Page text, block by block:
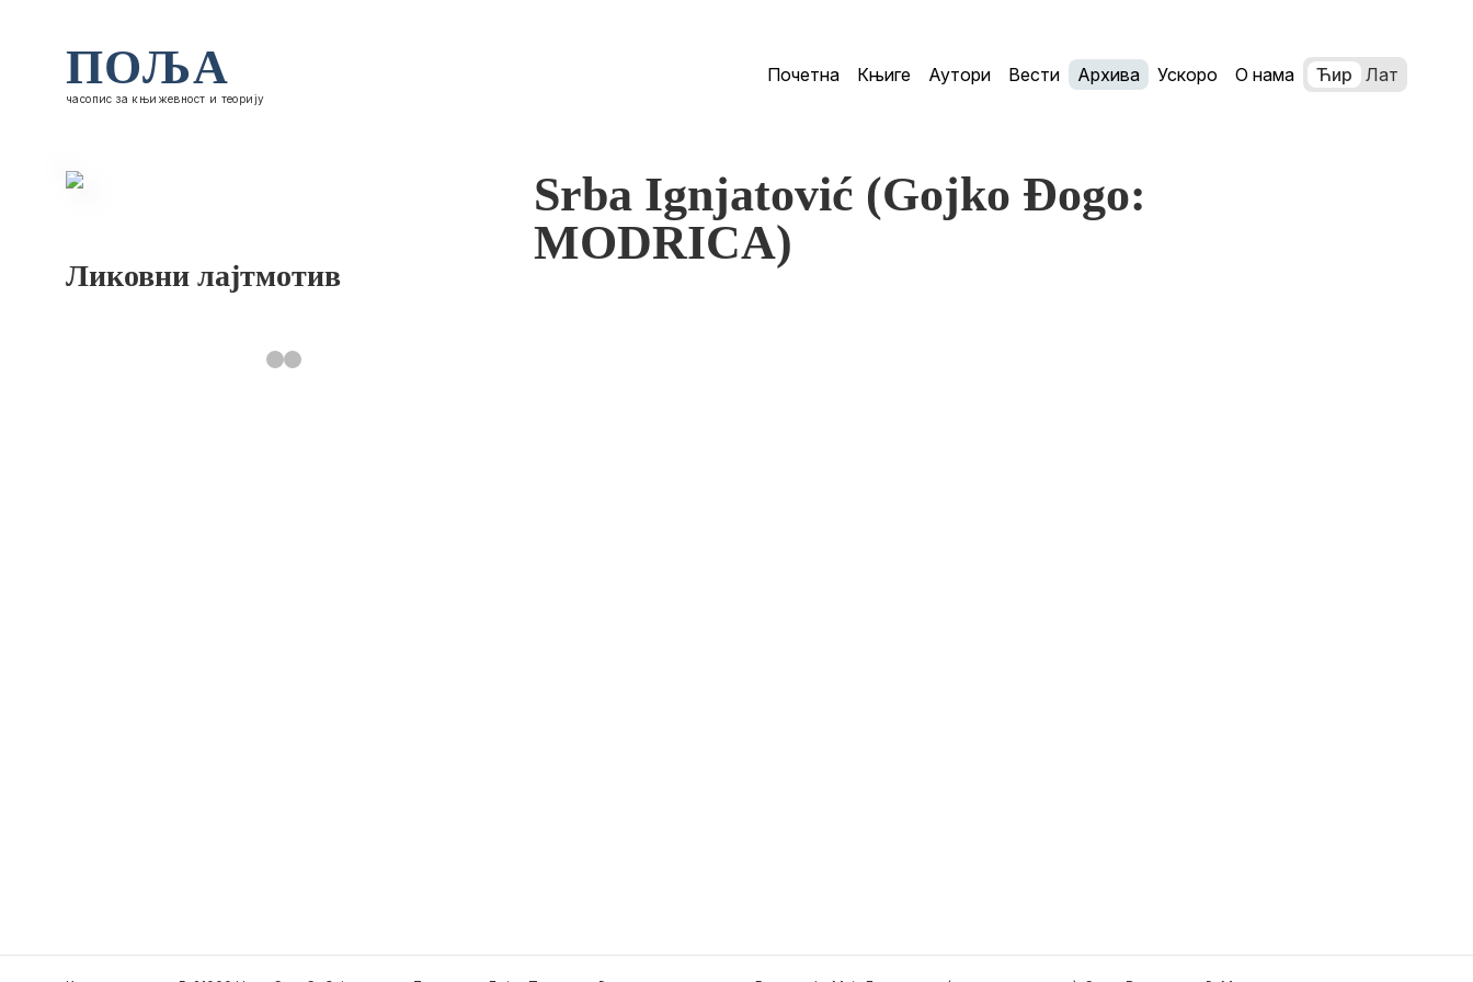
ПОЉА
часопис за књижевност и теорију
Почетна Књиге Аутори Вести Архива Ускоро О нама Ћир Лат
Ликовни лајтмотив
Srba Ignjatović (Gojko Đogo:
MODRICA)